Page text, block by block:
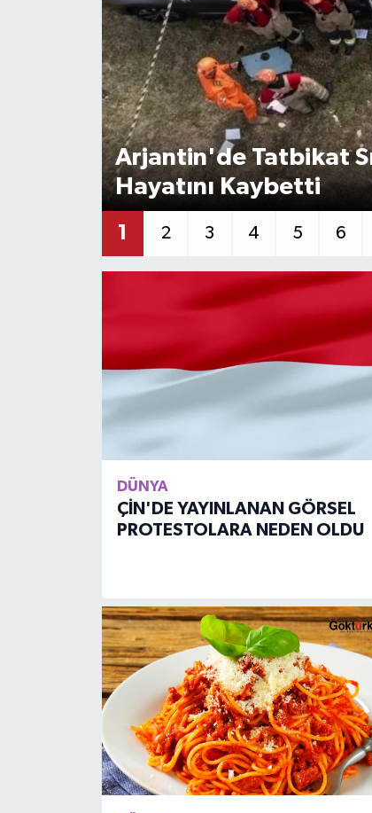
Arjantin'de Tatbikat
Hayatını Kaybetti
1 2 3 4 5 6
DÜNYA
ÇİN'DE YAYINLANAN GÖRSEL
PROTESTOLARA NEDEN OLDU
KEMERBURGAZ
KÜLTÜR - SANAT
MAGAZİN
ÖZEL HABER
SAĞLIK